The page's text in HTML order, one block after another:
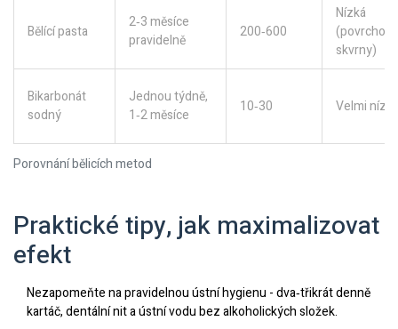
Porovnání bělicích metod
Bělící pasta
2‑3 měsíce
pravidelně
200‑600
Nízká
(povrchové
skvrny)
Bikarbonát
sodný
Jednou týdně,
1‑2 měsíce
10‑30 Velmi nízká
Praktické tipy, jak maximalizovat
efekt
Nezapomeňte na pravidelnou ústní hygienu - dva‑třikrát denně
kartáč, dentální nit a ústní vodu bez alkoholických složek.